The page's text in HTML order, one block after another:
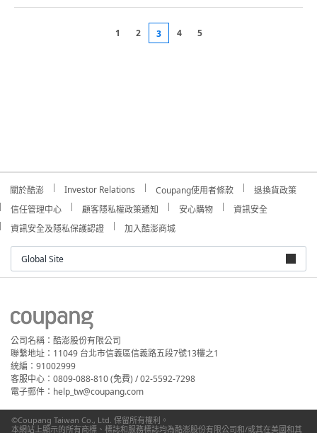
1 2 3 4 5
關於酷澎 Investor Relations Coupang使用者條款
退換貨政策
信任管理中心
顧客隱私權政策通知 安心購物
資訊安全
資訊安全及隱私保護認證
加入酷澎商城
Global Site
公司名稱：酷澎股份有限公司
聯繫地址：11049 台北市信義區信義路五段7號13樓之1
統編：91002999
客服中心：0809-088-810 (免費) / 02-5592-7298
電子郵件：help_tw@coupang.com
©Coupang Taiwan Co., Ltd. 保留所有權利。
本網站上顯示的所有商標、標誌和服務標誌均為酷澎股份有限公司和/或其在美國和其